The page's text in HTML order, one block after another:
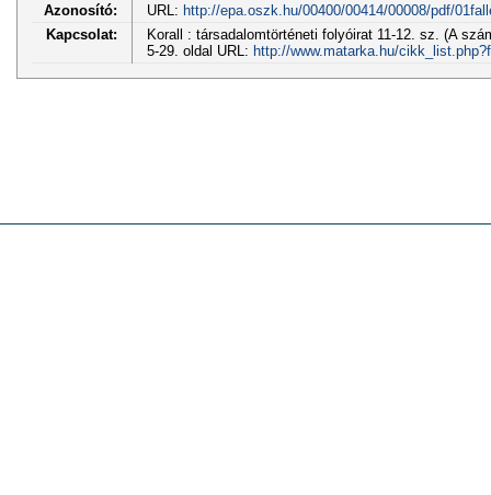
Azonosító:
URL: http://epa.oszk.hu/00400/00414/00008/pdf/
Kapcsolat:
Korall : társadalomtörténeti folyóirat 11-12. sz. (A
5-29. oldal URL: http://www.matarka.hu/